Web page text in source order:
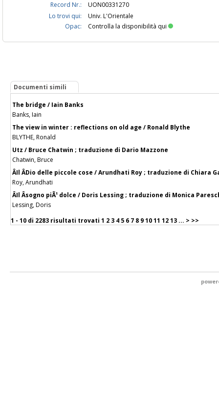
Record Nr.:
UON00331270
Lo trovi qui:
Univ. L'Orientale
Opac:
Controlla la disponibilità qui
Documenti simili
The bridge / Iain Banks
Banks, Iain
The view in winter : reflections on old age / Ronald Blythe
BLYTHE, Ronald
Utz / Bruce Chatwin ; traduzione di Dario Mazzone
Chatwin, Bruce
ÂIl ÂDio delle piccole cose / Arundhati Roy ; traduzione di Chiara
Roy, Arundhati
ÂIl Âsogno piÃ¹ dolce / Doris Lessing ; traduzione di Monica
Lessing, Doris
1 - 10 di 2283 risultati trovati 1 2 3 4 5 6 7 8 91011 1213 ... > >>